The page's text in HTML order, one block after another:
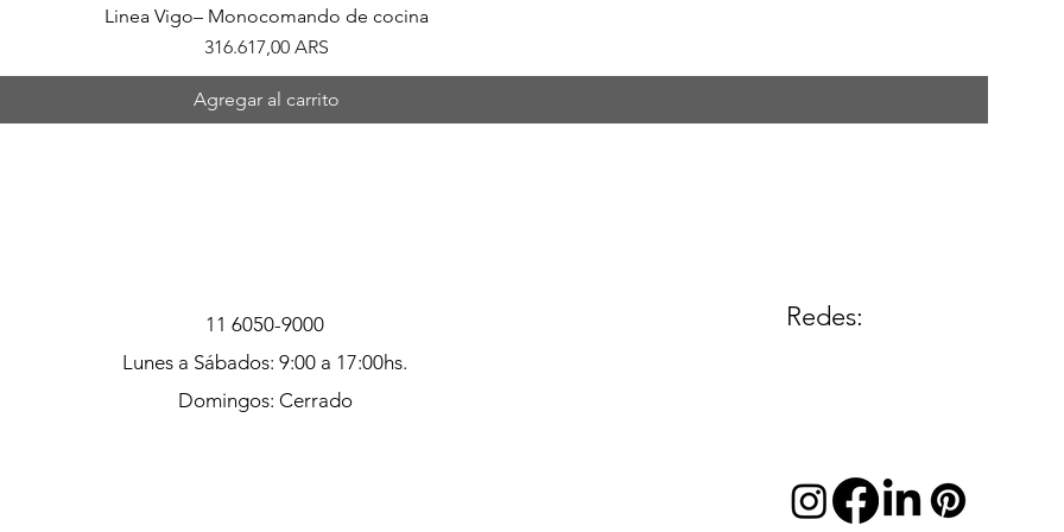
Linea Vigo– Monocomando de cocina
Precio
316.617,00 ARS
Agregar al carrito
11 6050-9000
Lunes a Sábados: 9:00 a 17:00hs.
Domingos: Cerrado
Redes: